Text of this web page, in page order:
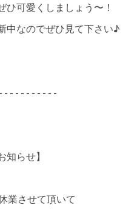
ひ可愛くしましょう〜！
中なのでぜひ見て下さい♪
- - - - - - - - - -
知らせ】
業させて頂いて